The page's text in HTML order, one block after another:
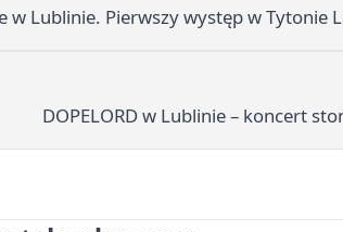
w Lublinie. Pierwszy występ w Tytonie
DOPELORD w Lublinie – koncert